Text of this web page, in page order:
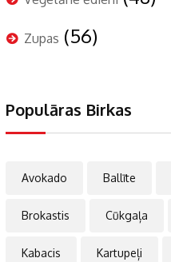
Zupas (56)
Populāras Birkas
Avokado Ballīte
Brokastis Cūkgaļa
Kabacis Kartupeļi